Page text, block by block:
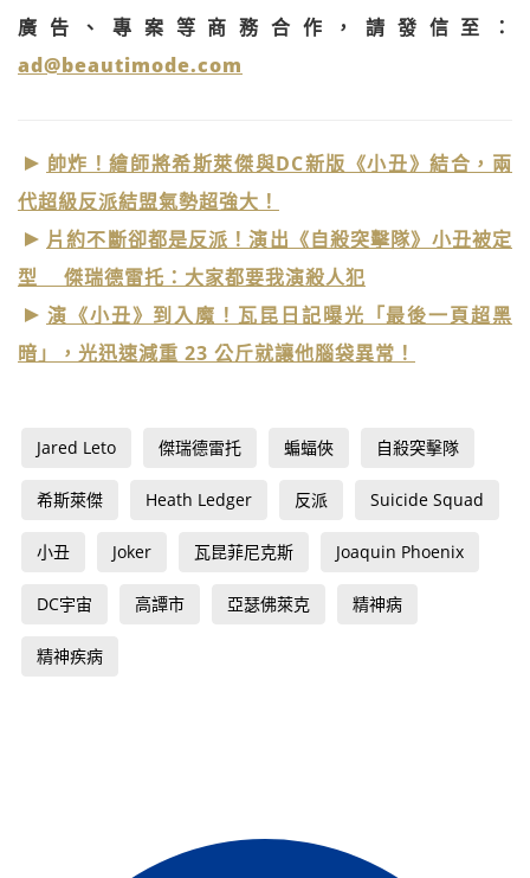
廣告、專案等商務合作，請發信至：
ad@beautimode.com
帥炸！繪師將希斯萊傑與DC新版《小丑》結合，兩
代超級反派結盟氣勢超強大！
片約不斷卻都是反派！演出《自殺突擊隊》小丑被定
型 傑瑞德雷托：大家都要我演殺人犯
演《小丑》到入魔！瓦昆日記曝光「最後一頁超黑
暗」，光迅速減重 23 公斤就讓他腦袋異常！
Jared Leto 傑瑞德雷托 蝙蝠俠 自殺突擊隊
希斯萊傑 Heath Ledger 反派 Suicide Squad
小丑 Joker 瓦昆菲尼克斯 Joaquin Phoenix
DC宇宙 高譚市 亞瑟佛萊克 精神病
精神疾病